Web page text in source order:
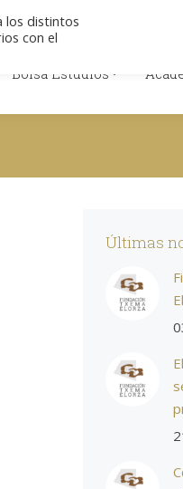
Política de Cookies
Bolsa Estudios
Últimas
los distintos
con el
Bolsa Estudios